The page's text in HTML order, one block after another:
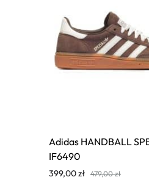
Adidas HANDBALL
IF6490
399,00zł 479,00zł